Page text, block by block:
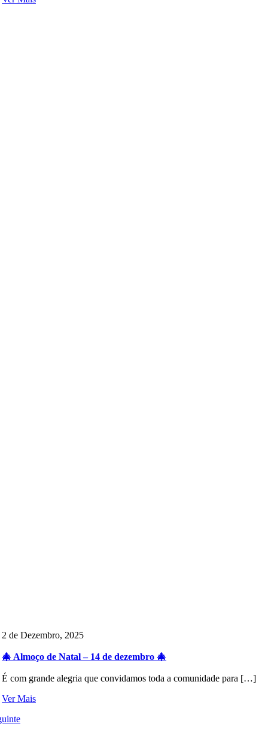
2 de Dezembro, 2025
🎄 Almoço de Natal – 14 de dezembro 🎄
É com grande alegria que convidamos toda a comunidade para […]
Ver Mais